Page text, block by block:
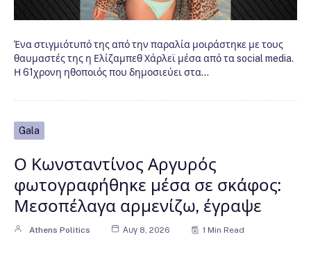
Ένα στιγμιότυπό της από την παραλία μοιράστηκε με τους
θαυμαστές της η Ελίζαμπεθ Χάρλεϊ μέσα από τα social media.
Η 61χρονη ηθοποιός που δημοσιεύει στα…
Gala
Ο Κωνσταντίνος Αργυρός
φωτογραφήθηκε μέσα σε σκάφος:
Μεσοπέλαγα αρμενίζω, έγραψε
Athens Politics Αυγ 8, 2026 1 Min Read